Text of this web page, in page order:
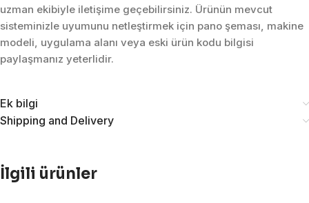
uzman ekibiyle iletişime geçebilirsiniz. Ürünün mevcut
sisteminizle uyumunu netleştirmek için pano şeması, makine
modeli, uygulama alanı veya eski ürün kodu bilgisi
paylaşmanız yeterlidir.
Ek bilgi
Shipping and Delivery
İlgili ürünler